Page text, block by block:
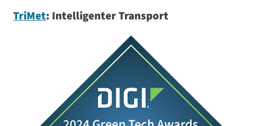
TriMet: Intelligenter Transport